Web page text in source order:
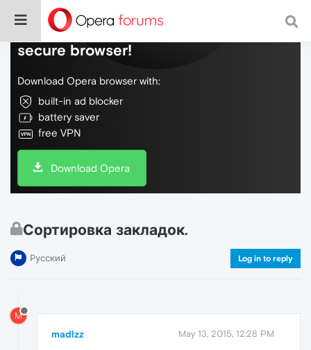
Do more on the web, with a fast and
secure browser!
Download Opera browser with:
built-in ad blocker
battery saver
free VPN
Download Opera
Сортировка закладок.
Русский Log in to reply
M
madlzz May 13, 2015, 12:28 PM